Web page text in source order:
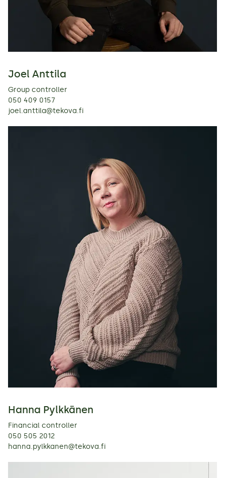
Joel Anttila
Group controller
050 409 0157
joel.anttila@tekova.fi
Hanna Pylkkänen
Financial controller
050 505 2012
hanna.pylkkanen@tekova.fi